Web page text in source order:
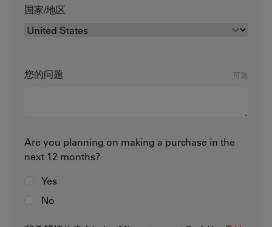
国家/地区
您的问题 可选
Are you planning on making a purchase in the
next 12 months?
Yes
No